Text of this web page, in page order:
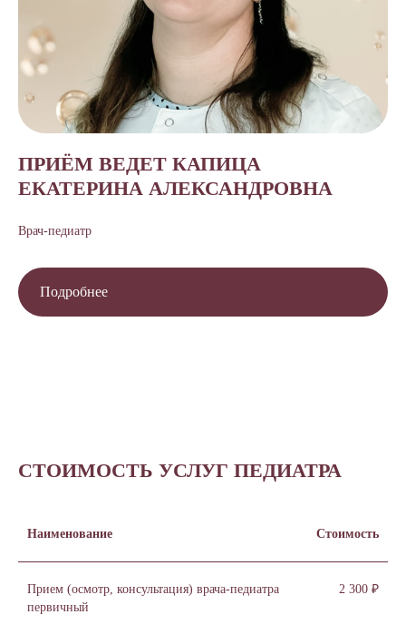
ПРИЁМ ВЕДЕТ КАПИЦА
ЕКАТЕРИНА АЛЕКСАНДРОВНА
Врач-педиатр
Подробнее
СТОИМОСТЬ УСЛУГ ПЕДИАТРА
Наименование Стоимость
Прием (осмотр, консультация) врача-педиатра
первичный
2 300 ₽